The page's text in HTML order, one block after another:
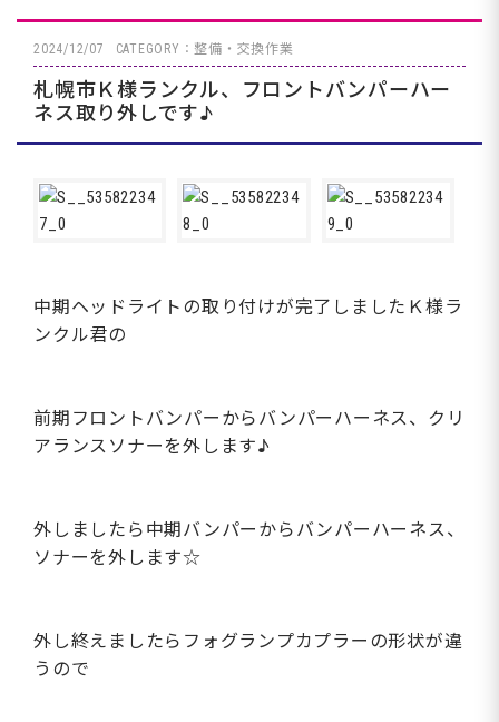
2024/12/07 CATEGORY：整備・交換作業
札幌市Ｋ様ランクル、フロントバンパーハー
ネス取り外しです♪
中期ヘッドライトの取り付けが完了しましたＫ様ラ
ンクル君の
前期フロントバンパーからバンパーハーネス、クリ
アランスソナーを外します♪
外しましたら中期バンパーからバンパーハーネス、
ソナーを外します☆
外し終えましたらフォグランプカプラーの形状が違
うので